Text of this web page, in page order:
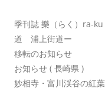
季刊誌 樂（らく）ra-
道 浦上街道ー
移転のお知らせ
お知らせ ( 長崎県 )
妙相寺・富川渓谷の紅